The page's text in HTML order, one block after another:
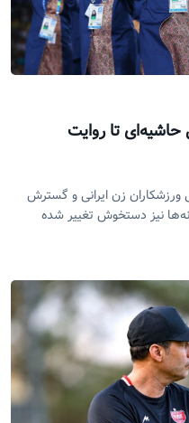
حاشیه‌ای تا روایت
ورزشکاران زن ایرانی و گسترش
نیز دستخوش تغییر شده